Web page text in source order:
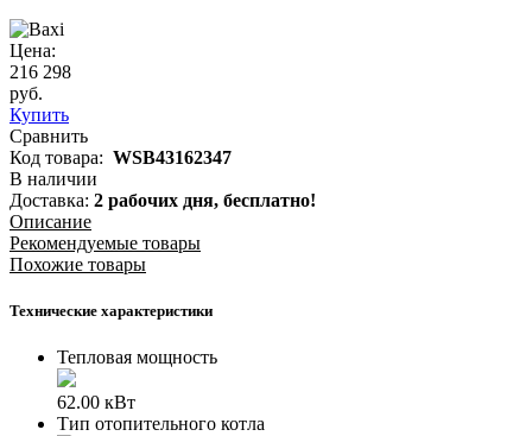
Цена:
216 298
руб.
Купить
Сравнить
Код товара: WSB43162347
В наличии
Доставка: 2 рабочих дня, бесплатно!
Описание
Рекомендуемые товары
Похожие товары
Технические характеристики
Тепловая мощность
62.00 кВт
Тип отопительного котла